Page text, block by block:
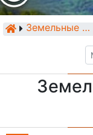
Земельные участки